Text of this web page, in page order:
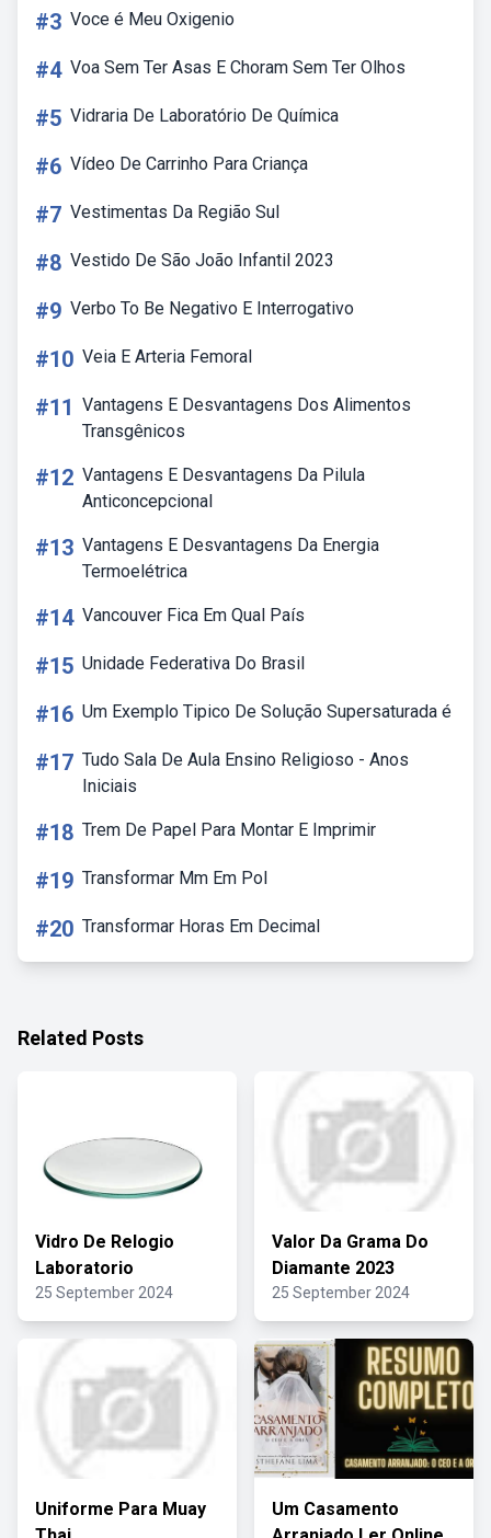
#3 Voce é Meu Oxigenio
#4 Voa Sem Ter Asas E Choram Sem Ter Olhos
#5 Vidraria De Laboratório De Química
#6 Vídeo De Carrinho Para Criança
#7 Vestimentas Da Região Sul
#8 Vestido De São João Infantil 2023
#9 Verbo To Be Negativo E Interrogativo
#10 Veia E Arteria Femoral
#11 Vantagens E Desvantagens Dos Alimentos
Transgênicos
#12 Vantagens E Desvantagens Da Pilula
Anticoncepcional
#13 Vantagens E Desvantagens Da Energia
Termoelétrica
#14 Vancouver Fica Em Qual País
#15 Unidade Federativa Do Brasil
#16 Um Exemplo Tipico De Solução Supersaturada é
#17 Tudo Sala De Aula Ensino Religioso - Anos
Iniciais
#18 Trem De Papel Para Montar E Imprimir
#19 Transformar Mm Em Pol
#20 Transformar Horas Em Decimal
Related Posts
Vidro De Relogio
Laboratorio
25 September 2024
Valor Da Grama Do
Diamante 2023
25 September 2024
Uniforme Para Muay
Um Casamento